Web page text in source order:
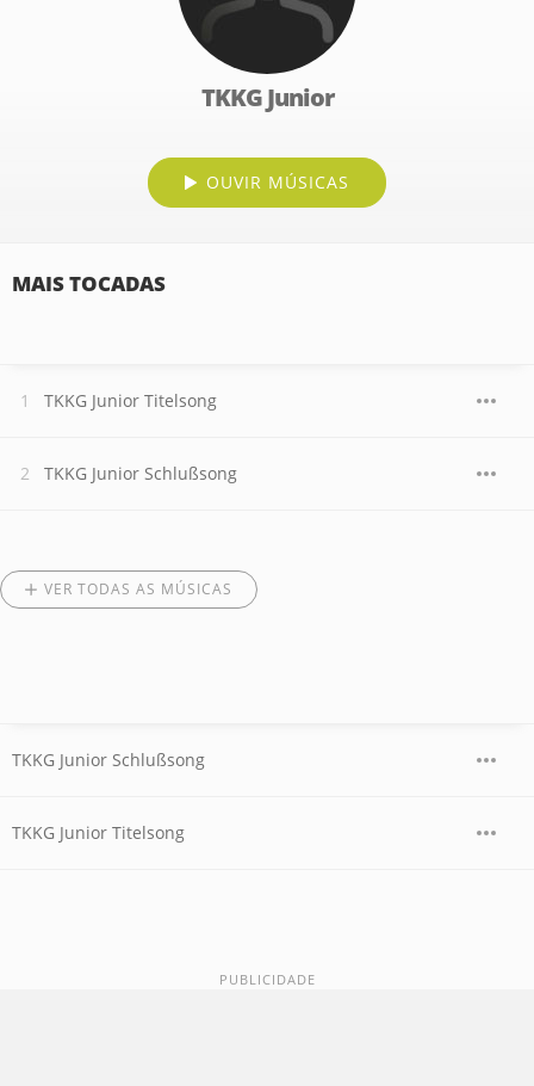
TKKG Junior
OUVIR MÚSICAS
MAIS TOCADAS
TKKG Junior Titelsong
TKKG Junior Schlußsong
VER TODAS AS MÚSICAS
TKKG Junior Schlußsong
TKKG Junior Titelsong